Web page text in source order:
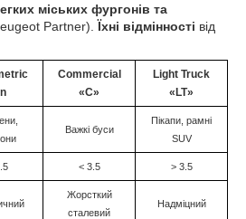
міських фургонів та
Partner). Їхні відмінності від
Commercial
«C»
Light Truck
«LT»
Важкі буси
Пікапи, рамні
SUV
< 3.5 > 3.5
Жорсткий
сталевий
Надміцний